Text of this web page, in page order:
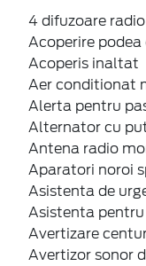
4 difuzoare radio
Acoperire
Acoperis inaltat
Aer conditionat
Alerta pentru
Alternator cu
Antena radio
Aparatori noroi
Asistenta de
Asistenta
Avertizare
Avertizor sonor